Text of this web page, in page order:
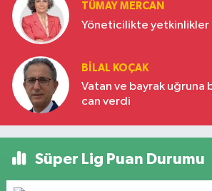
TÜMAY MERCAN
Yöneticilikte yetkinlikler
BILAL KOÇAK
Vatan ve bayrak uğruna
can verdi
Süper Lig Puan Durumu